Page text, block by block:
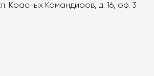
Красных Командиров, д. 16, оф. 3